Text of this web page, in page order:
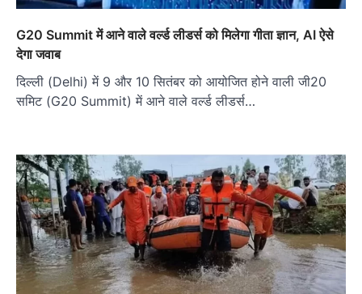
G20 Summit में आने वाले वर्ल्ड लीडर्स को मिलेगा गीता ज्ञान, AI ऐसे
देगा जवाब
दिल्ली (Delhi) में 9 और 10 सितंबर को आयोजित होने वाली जी20
समिट (G20 Summit) में आने वाले वर्ल्ड लीडर्स…